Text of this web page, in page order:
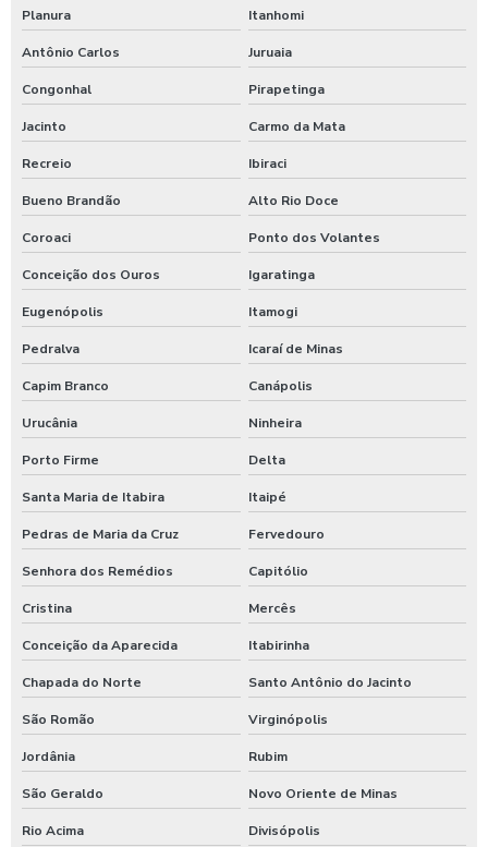
Planura Itanhomi
Antônio Carlos Juruaia
Congonhal Pirapetinga
Jacinto Carmo da Mata
Recreio Ibiraci
Bueno Brandão Alto Rio Doce
Coroaci Ponto dos Volantes
Conceição dos Ouros Igaratinga
Eugenópolis Itamogi
Pedralva Icaraí de Minas
Capim Branco Canápolis
Urucânia Ninheira
Porto Firme Delta
Santa Maria de Itabira Itaipé
Pedras de Maria da Cruz Fervedouro
Senhora dos Remédios Capitólio
Cristina Mercês
Conceição da Aparecida Itabirinha
Chapada do Norte Santo Antônio do Jacinto
São Romão Virginópolis
Jordânia Rubim
São Geraldo Novo Oriente de Minas
Rio Acima Divisópolis